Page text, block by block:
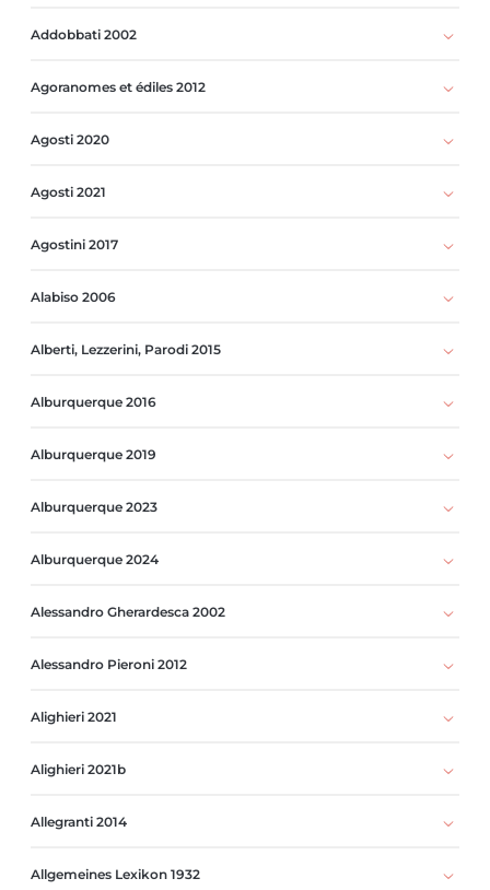
Addobbati 2002
Agoranomes et édiles 2012
Agosti 2020
Agosti 2021
Agostini 2017
Alabiso 2006
Alberti, Lezzerini, Parodi 2015
Alburquerque 2016
Alburquerque 2019
Alburquerque 2023
Alburquerque 2024
Alessandro Gherardesca 2002
Alessandro Pieroni 2012
Alighieri 2021
Alighieri 2021b
Allegranti 2014
Allgemeines Lexikon 1932